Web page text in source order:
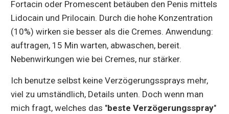
Fortacin oder Promescent betäuben den Penis mittels
Lidocain und Prilocain. Durch die hohe Konzentration
(10%) wirken sie besser als die Cremes. Anwendung:
auftragen, 15 Min warten, abwaschen, bereit.
Nebenwirkungen wie bei Cremes, nur stärker.
Ich benutze selbst keine Verzögerungssprays mehr,
viel zu umständlich, Details unten. Doch wenn man
mich fragt, welches das "beste Verzögerungsspray"